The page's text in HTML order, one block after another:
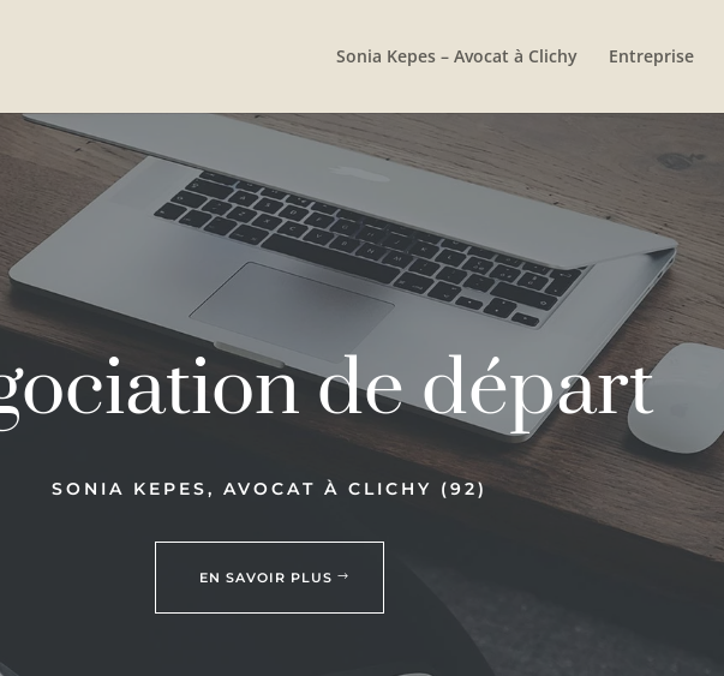
Sonia Kepes – Avocat à Clichy Entreprise
de départ
SONIA KEPES, AVOCAT À CLICHY (92)
EN SAVOIR PLUS